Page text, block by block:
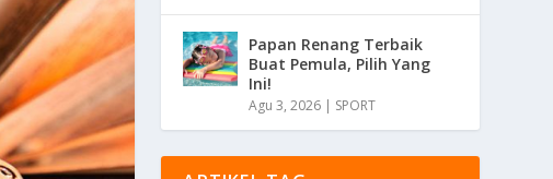
Papan Renang Terbaik
Buat Pemula, Pilih Yang
Ini!
Agu 3, 2026 | SPORT